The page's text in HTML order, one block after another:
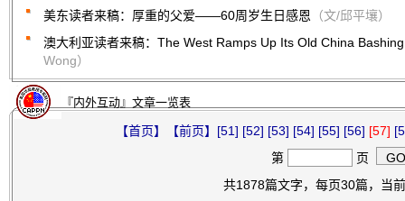
美东读者来稿：厚重的父爱——60周岁生日感恩 （文/邱平壤）
澳大利亚读者来稿：The West Ramps Up Its Old China
Wong）
『内外互动』文章一览表
【首页】 【前页】 [51] [52] [53] [54] [55] [56] [57]
第
页
共1878篇文字，每页30篇，当